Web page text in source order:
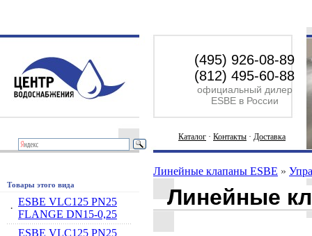
(495) 926-08-89
(812) 495-60-88
официальный дилер
ESBE в России
Каталог · Контакты · Доставка
Товары этого вида
·
ESBE VLC125 PN25
FLANGE DN15-0,25
ESBE VLC125 PN25
Линейные клапаны ESBE »
Линейные